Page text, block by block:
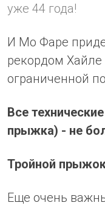
уже 44 года!
И Мо Фаре
рекордом Хайле
ограниченной
Все
прыжка) - не
Тройной
Еще очень